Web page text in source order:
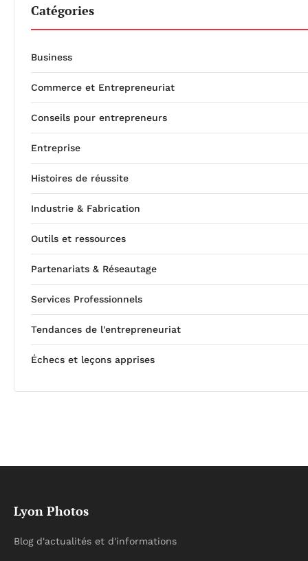
Catégories
Business
Commerce et Entrepreneuriat
Conseils pour entrepreneurs
Entreprise
Histoires de réussite
Industrie & Fabrication
Outils et ressources
Partenariats & Réseautage
Services Professionnels
Tendances de l'entrepreneuriat
Échecs et leçons apprises
Lyon Photos
Blog d'actualités et d'informations